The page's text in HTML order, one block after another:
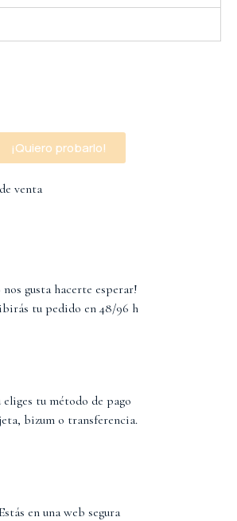
¡Quiero probarlo!
venta
nos gusta hacerte esperar!
tu pedido en 48/96 h
eliges tu método de pago
bizum o transferencia.
en una web segura